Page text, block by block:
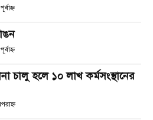
চালু হলে ১০ লাখ কর্মসংস্থানের